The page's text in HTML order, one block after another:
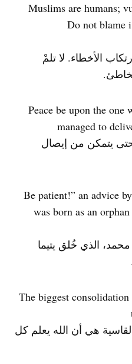
.Muslims are humans;
Do not blame
الأخطاء. لا تلمْ
.Peace be upon the
managed to
يتمكن من إيصال
“Be patient!” an advice
was born as an
الذي خُلق يتيما
.The biggest
هي أن الله يعلم كل